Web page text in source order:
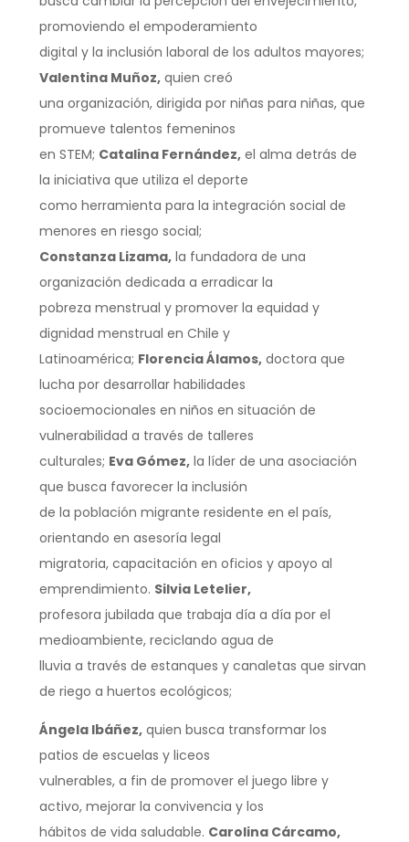
promoviendo el empoderamiento
digital y la inclusión laboral de los adultos mayores;
Valentina Muñoz, quien creó
una organización, dirigida por niñas para niñas, que
promueve talentos femeninos
en STEM; Catalina Fernández, el alma detrás de
la iniciativa que utiliza el deporte
como herramienta para la integración social de
menores en riesgo social;
Constanza Lizama, la fundadora de una
organización dedicada a erradicar la
pobreza menstrual y promover la equidad y
dignidad menstrual en Chile y
Latinoamérica; Florencia Álamos, doctora que
lucha por desarrollar habilidades
socioemocionales en niños en situación de
vulnerabilidad a través de talleres
culturales; Eva Gómez, la líder de una asociación
que busca favorecer la inclusión
de la población migrante residente en el país,
orientando en asesoría legal
migratoria, capacitación en oficios y apoyo al
emprendimiento. Silvia Letelier,
profesora jubilada que trabaja día a día por el
medioambiente, reciclando agua de
lluvia a través de estanques y canaletas que sirvan
de riego a huertos ecológicos;
Ángela Ibáñez, quien busca transformar los
patios de escuelas y liceos
vulnerables, a fin de promover el juego libre y
activo, mejorar la convivencia y los
hábitos de vida saludable. Carolina Cárcamo,